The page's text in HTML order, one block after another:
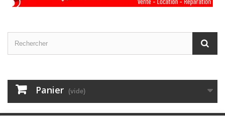
Panier (vide)